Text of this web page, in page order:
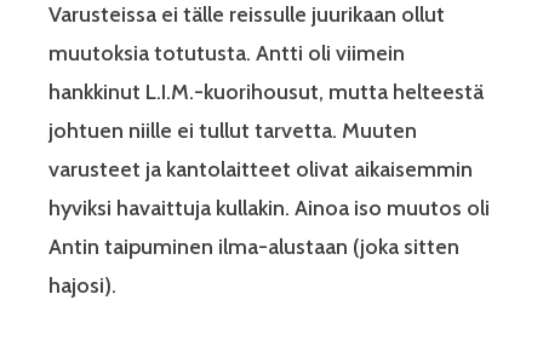
Varusteissa ei tälle reissulle juurikaan ollut
muutoksia totutusta. Antti oli viimein
hankkinut L.I.M.-kuorihousut, mutta helteestä
johtuen niille ei tullut tarvetta. Muuten
varusteet ja kantolaitteet olivat aikaisemmin
hyviksi havaittuja kullakin. Ainoa iso muutos oli
Antin taipuminen ilma-alustaan (joka sitten
hajosi).